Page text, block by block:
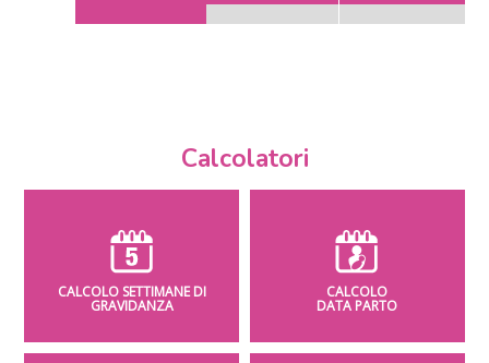
Calcolatori
CALCOLO SETTIMANE DI
GRAVIDANZA
CALCOLO
DATA PARTO